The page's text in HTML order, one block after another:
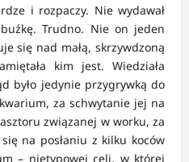
i rozpaczy. Nie wydawał
Trudno. Nie on jeden
się nad małą, skrzywdzoną
kim jest. Wiedziała
było jedynie przygrywką do
za schwytanie jej na
związanej w worku, za
na posłaniu z kilku koców
– nietypowej celi, w której